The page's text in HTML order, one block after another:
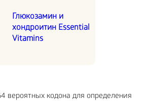
Глюкозамин и
хондроитин Essential
Vitamins
вероятных кодона для определения